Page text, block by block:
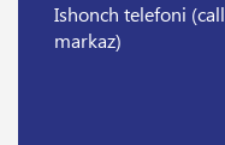
Ishonch telefoni (call
markaz)